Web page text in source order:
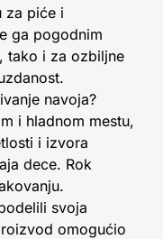
za piće i
ga pogodnim
tako i za ozbiljne
navoja?
i hladnom mestu,
i izvora
dece. Rok
svoja
omogućio